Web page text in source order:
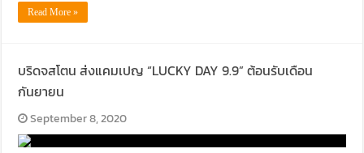
Read More »
บริดจสโตน ส่งแคมเปญ “LUCKY DAY 9.9” ต้อนรับเดือน
กันยายน
September 8, 2020